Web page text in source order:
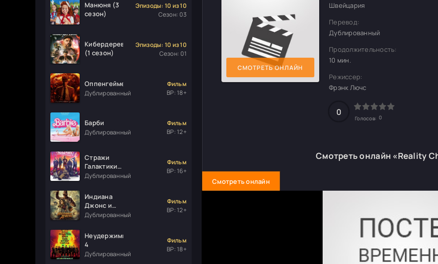
Манюня (3
сезон)
Эпизоды: 10 из 10
Сезон: 03
Кибердеревня
(1 сезон)
Эпизоды: 10 из 10
Сезон: 01
Оппенгеймер
Дублированный
Фильм
ВР: 18+
Барби
Дублированный
Фильм
ВР: 12+
Стражи
Галактики.
Часть 3
Дублированный
Фильм
ВР: 16+
Индиана
Джонс и
колесо
Дублированный
Фильм
ВР: 12+
Неудержимые
4
Дублированный
Фильм
ВР: 18+
СМОТРЕТЬ ОНЛАЙН
Швейцария
Перевод:
Дублированный
Продолжительность:
10 мин.
Режиссер:
Фрэнк Лючс
0
Голосов: 0
Смотреть онлайн «Reality
Смотреть онлайн